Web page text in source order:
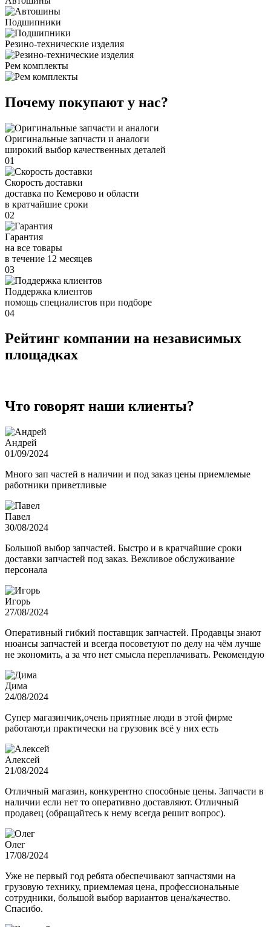
Подшипники
Резино-технические изделия
Рем комплекты
Почему покупают у нас?
Оригинальные запчасти и аналоги
широкий выбор качественных деталей
01
Скорость доставки
доставка по Кемерово и области
в кратчайшие сроки
02
Гарантия
на все товары
в течение 12 месяцев
03
Поддержка клиентов
помощь специалистов при подборе
04
Рейтинг компании на независимых
площадках
Что говорят наши клиенты?
Андрей
01/09/2024
Много зап частей в наличии и под заказ цены приемлемые
работники приветливые
Павел
30/08/2024
Большой выбор запчастей. Быстро и в кратчайшие сроки
доставки запчастей под заказ. Вежливое обслуживание
персонала
Игорь
27/08/2024
Оперативный гибкий поставщик запчастей. Продавцы знают
нюансы запчастей и всегда посоветуют по делу на чём лучше
не экономить, а за что нет смысла переплачивать. Рекомендую
Дима
24/08/2024
Супер магазинчик,очень приятные люди в этой фирме
работают,и практически на грузовик всё у них есть
Алексей
21/08/2024
Отличный магазин, конкурентно способные цены. Запчасти в
наличии если нет то оперативно доставляют. Отличный
продавец (обращайтесь к нему всегда решит вопрос).
Олег
17/08/2024
Уже не первый год ребята обеспечивают запчастями на
грузовую технику, приемлемая цена, профессиональные
сотрудники, большой выбор вариантов цена/качество.
Спасибо.